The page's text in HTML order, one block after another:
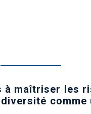
maîtriser les
comme